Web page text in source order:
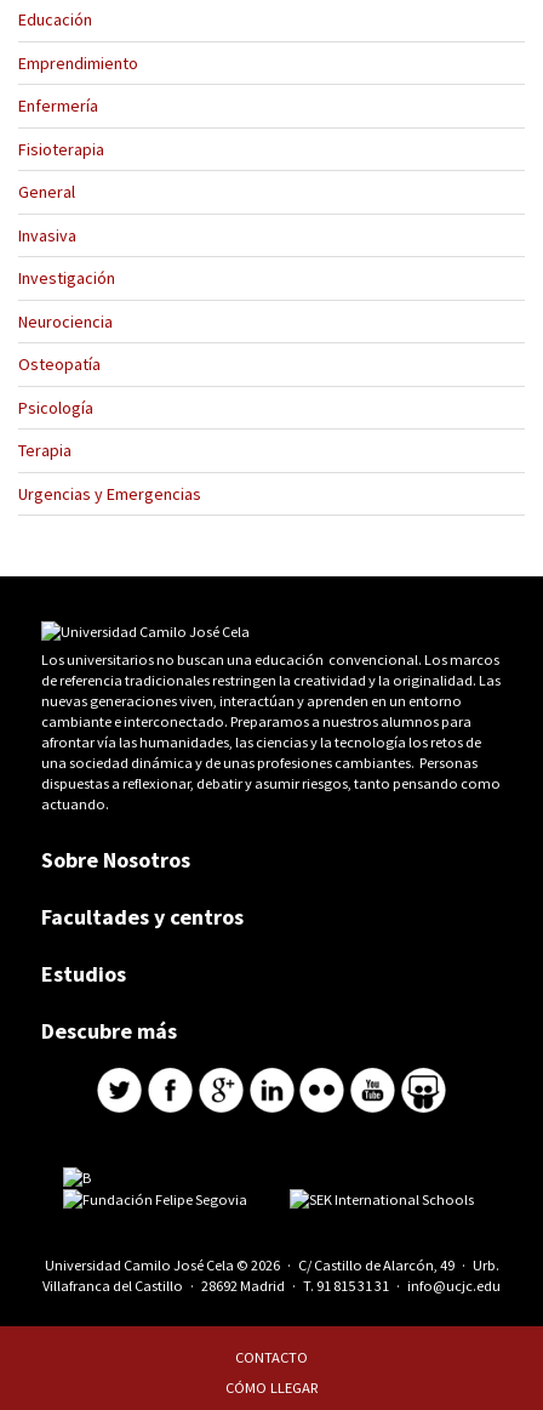
Educación
Emprendimiento
Enfermería
Fisioterapia
General
Invasiva
Investigación
Neurociencia
Osteopatía
Psicología
Terapia
Urgencias y Emergencias
Los universitarios no buscan una educación convencional. Los marcos
de referencia tradicionales restringen la creatividad y la originalidad. Las
nuevas generaciones viven, interactúan y aprenden en un entorno
cambiante e interconectado. Preparamos a nuestros alumnos para
afrontar vía las humanidades, las ciencias y la tecnología los retos de
una sociedad dinámica y de unas profesiones cambiantes. Personas
dispuestas a reflexionar, debatir y asumir riesgos, tanto pensando como
actuando.
Sobre Nosotros
Facultades y centros
Estudios
Descubre más
Universidad Camilo José Cela © 2026 · C/ Castillo de Alarcón, 49 · Urb.
Villafranca del Castillo · 28692 Madrid · T. 91 815 31 31 · info@ucjc.edu
CONTACTO
CÓMO LLEGAR